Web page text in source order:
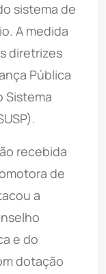
sistema de
A medida
diretrizes
Pública
Sistema
recebida
de
a
e do
dotação